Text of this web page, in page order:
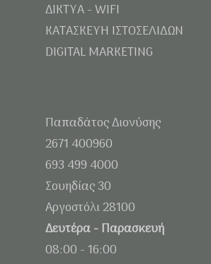
ΔΙΚΤΥΑ - WIFI
ΚΑΤΑΣΚΕΥΗ ΙΣΤΟΣΕΛΙΔΩΝ
DIGITAL MARKETING
Παπαδάτος Διονύσης
2671 400960
693 499 4000
Σουηδίας 30
Αργοστόλι 28100
Δευτέρα - Παρασκευή
08:00 - 16:00